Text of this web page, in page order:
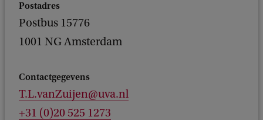
Postadres
Postbus 15776
1001 NG Amsterdam
Contactgegevens
T.L.vanZuijen@uva.nl
+31 (0)20 525 1273